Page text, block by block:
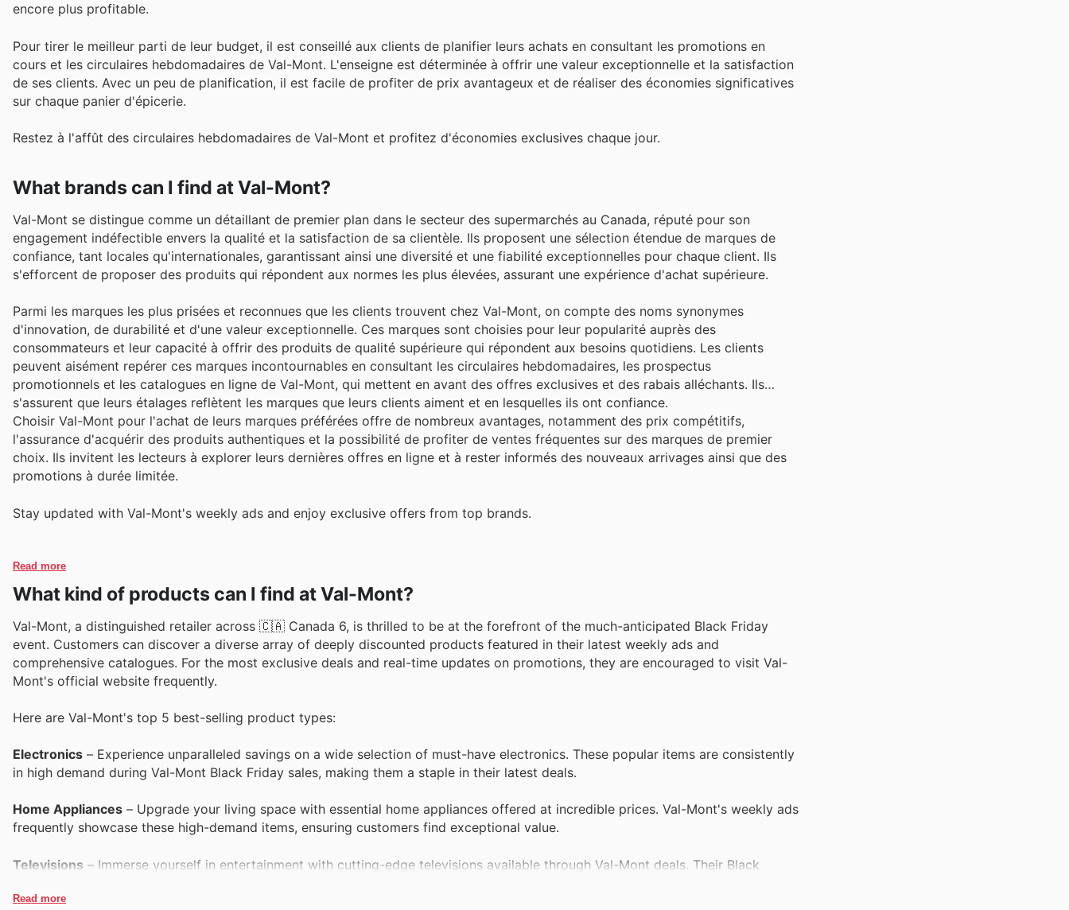
encore plus profitable.
Pour tirer le meilleur parti de leur budget, il est conseillé aux clients de planifier leurs achats en consultant les promotions en
cours et les circulaires hebdomadaires de Val-Mont. L'enseigne est déterminée à offrir une valeur exceptionnelle et la satisfaction
de ses clients. Avec un peu de planification, il est facile de profiter de prix avantageux et de réaliser des économies significatives
sur chaque panier d'épicerie.
Restez à l'affût des circulaires hebdomadaires de Val-Mont et profitez d'économies exclusives chaque jour.
What brands can I find at Val-Mont?
Val-Mont se distingue comme un détaillant de premier plan dans le secteur des supermarchés au Canada, réputé pour son
engagement indéfectible envers la qualité et la satisfaction de sa clientèle. Ils proposent une sélection étendue de marques de
confiance, tant locales qu'internationales, garantissant ainsi une diversité et une fiabilité exceptionnelles pour chaque client. Ils
s'efforcent de proposer des produits qui répondent aux normes les plus élevées, assurant une expérience d'achat supérieure.
Parmi les marques les plus prisées et reconnues que les clients trouvent chez Val-Mont, on compte des noms synonymes
d'innovation, de durabilité et d'une valeur exceptionnelle. Ces marques sont choisies pour leur popularité auprès des
consommateurs et leur capacité à offrir des produits de qualité supérieure qui répondent aux besoins quotidiens. Les clients
peuvent aisément repérer ces marques incontournables en consultant les circulaires hebdomadaires, les prospectus
promotionnels et les catalogues en ligne de Val-Mont, qui mettent en avant des offres exclusives et des rabais alléchants. Ils
s'assurent que leurs étalages reflètent les marques que leurs clients aiment et en lesquelles ils ont confiance.
Choisir Val-Mont pour l'achat de leurs marques préférées offre de nombreux avantages, notamment des prix compétitifs,
l'assurance d'acquérir des produits authentiques et la possibilité de profiter de ventes fréquentes sur des marques de premier
choix. Ils invitent les lecteurs à explorer leurs dernières offres en ligne et à rester informés des nouveaux arrivages ainsi que des
promotions à durée limitée.
Stay updated with Val-Mont's weekly ads and enjoy exclusive offers from top brands.
Read more
What kind of products can I find at Val-Mont?
Val-Mont, a distinguished retailer across 🇨🇦 Canada 6, is thrilled to be at the forefront of the much-anticipated Black Friday
event. Customers can discover a diverse array of deeply discounted products featured in their latest weekly ads and
comprehensive catalogues. For the most exclusive deals and real-time updates on promotions, they are encouraged to visit Val-
Mont's official website frequently.
Here are Val-Mont's top 5 best-selling product types:
Electronics – Experience unparalleled savings on a wide selection of must-have electronics. These popular items are consistently
in high demand during Val-Mont Black Friday sales, making them a staple in their latest deals.
Home Appliances – Upgrade your living space with essential home appliances offered at incredible prices. Val-Mont's weekly ads
frequently showcase these high-demand items, ensuring customers find exceptional value.
Televisions – Immerse yourself in entertainment with cutting-edge televisions available through Val-Mont deals. Their Black
Read more